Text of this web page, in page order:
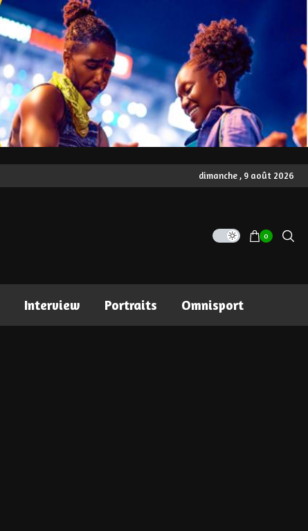
dimanche , 9 août 2026
0
Interview Portraits Omnisport